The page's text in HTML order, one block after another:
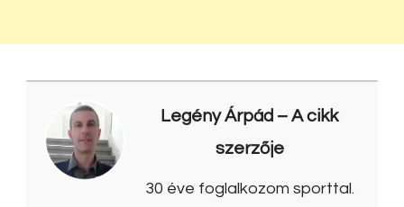
Legény Árpád – A cikk
szerzője
30 éve foglalkozom sporttal.